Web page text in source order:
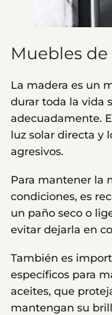
Muebles
La madera es un
durar toda la vida
adecuadamente.
luz solar directa y
agresivos.
Para mantener la
condiciones, es
un paño seco o
evitar dejarla en
También es
específicos para
aceites, que
mantengan su